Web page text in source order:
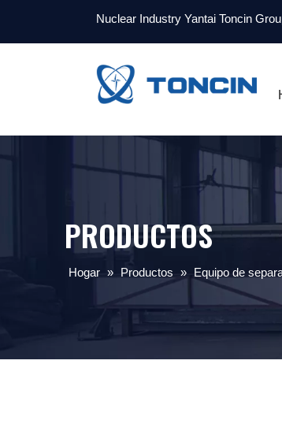
Nuclear Industry Yantai Toncin
PRODUCTOS
Hogar » Productos » Equipo de